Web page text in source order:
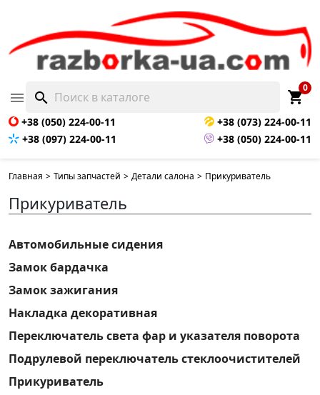
 search shopping_cart
0
+38 (050) 224-00-11
+38 (073) 224-00-11
+38 (097) 224-00-11
+38 (050) 224-00-11
Главная > Типы запчастей > Детали салона > Прикуриватель
Прикуриватель
Автомобильные сидения
Замок бардачка
Замок зажигания
Накладка декоративная
Переключатель света фар и указателя поворота
Подрулевой переключатель стеклоочистителей
Прикуриватель